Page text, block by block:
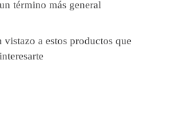
término más general
vistazo a estos productos
interesarte